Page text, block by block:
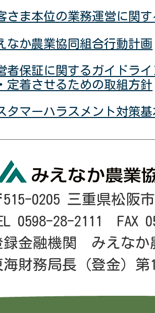
さま本位の業務運営に関
なか農業協同組合行動計画
者保証に関するガイドラ
定着させるための取組方針
タマーハラスメント対策
515-0205 三重県松阪
0598-28-2111 FAX
録金融機関 みえなか
海財務局長（登金）第